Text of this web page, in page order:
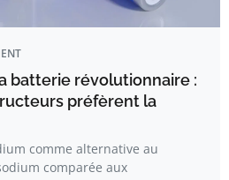
batterie révolutionnaire :
préfèrent la
comme alternative au
comparée aux